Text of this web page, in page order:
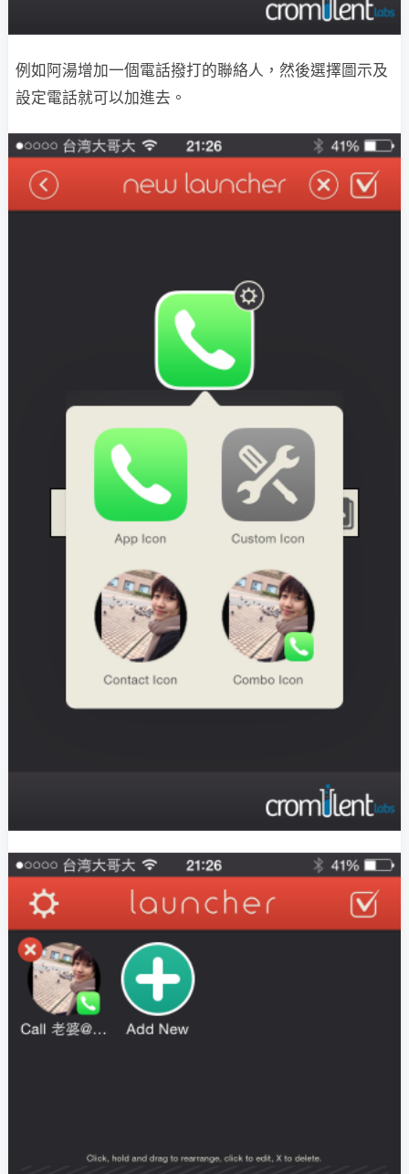
例如阿湯增加一個電話撥打的聯絡人，然後選擇圖示及
設定電話就可以加進去。